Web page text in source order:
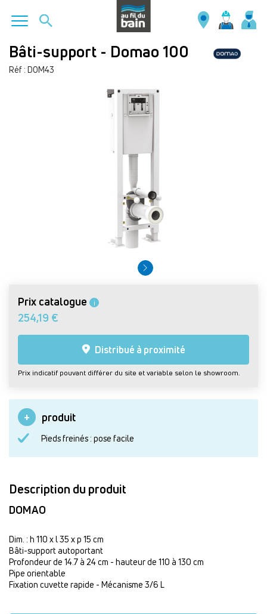
Aller
contenu
Bâti-support - Domao 100
Réf : DOM43
Prix catalogue i
254,19 €
Distribué à proximité
Prix indicatif pouvant différer du site et variable selon le showroom.
produit
Pieds freinés : pose facile
Description du produit
DOMAO
Dim. : h 110 x l 35 x p 15 cm
Bâti-support autoportant
Profondeur de 14.7 à 24 cm - hauteur de 110 à 130 cm
Pipe orientable
Fixation cuvette rapide - Mécanisme 3/6 L